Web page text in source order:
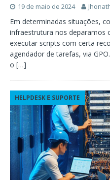
19 de maio de 2024
Em determinadas situações,
infraestrutura nos deparamos
executar scripts com certa
agendador de tarefas, via
o […]
HELPDESK E SUPORTE